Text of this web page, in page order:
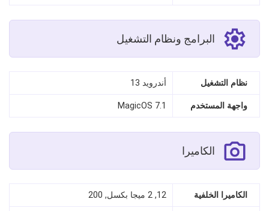
البرامج ونظام التشغيل
نظام التشغيل أندرويد 13
واجهة المستخدم MagicOS 7.1
الكاميرا
الكاميرا الخلفية 12, 2 ميجا بكسل, 200